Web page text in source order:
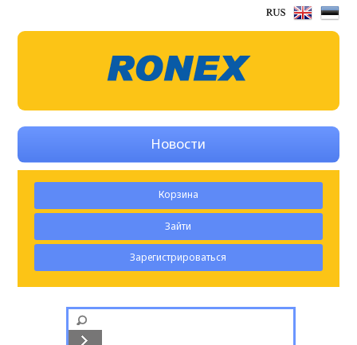
Новости
Корзина
Зайти
Зарегистрироваться